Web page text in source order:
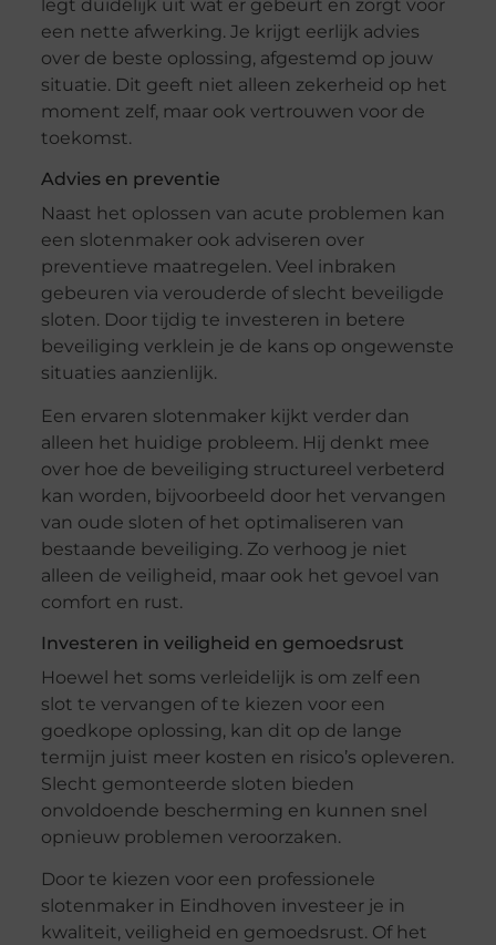
legt duidelijk uit wat er gebeurt en zorgt voor
een nette afwerking. Je krijgt eerlijk advies
over de beste oplossing, afgestemd op jouw
situatie. Dit geeft niet alleen zekerheid op het
moment zelf, maar ook vertrouwen voor de
toekomst.
Advies en preventie
Naast het oplossen van acute problemen kan
een slotenmaker ook adviseren over
preventieve maatregelen. Veel inbraken
gebeuren via verouderde of slecht beveiligde
sloten. Door tijdig te investeren in betere
beveiliging verklein je de kans op ongewenste
situaties aanzienlijk.
Een ervaren slotenmaker kijkt verder dan
alleen het huidige probleem. Hij denkt mee
over hoe de beveiliging structureel verbeterd
kan worden, bijvoorbeeld door het vervangen
van oude sloten of het optimaliseren van
bestaande beveiliging. Zo verhoog je niet
alleen de veiligheid, maar ook het gevoel van
comfort en rust.
Investeren in veiligheid en gemoedsrust
Hoewel het soms verleidelijk is om zelf een
slot te vervangen of te kiezen voor een
goedkope oplossing, kan dit op de lange
termijn juist meer kosten en risico’s opleveren.
Slecht gemonteerde sloten bieden
onvoldoende bescherming en kunnen snel
opnieuw problemen veroorzaken.
Door te kiezen voor een professionele
slotenmaker in Eindhoven investeer je in
kwaliteit, veiligheid en gemoedsrust. Of het